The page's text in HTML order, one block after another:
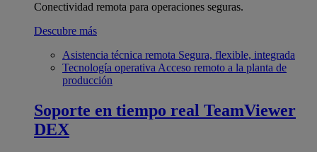
Conectividad remota para operaciones seguras.
Descubre más
Asistencia técnica remota Segura, flexible, integrada
Tecnología operativa Acceso remoto a la planta de
producción
Soporte en tiempo real TeamViewer
DEX